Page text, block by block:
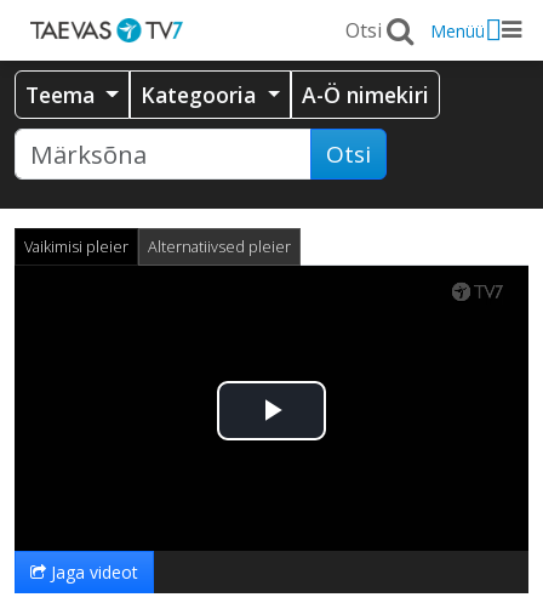
Menüü
Teema Kategooria A-Ö nimekiri
Otsi
Vaikimisi pleier Alternatiivsed pleier
Esita
Jaga videot